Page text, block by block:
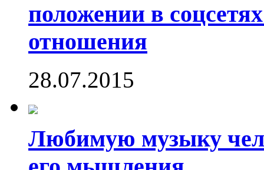
положении в
отношения
28.07.2015
Любимую музыку